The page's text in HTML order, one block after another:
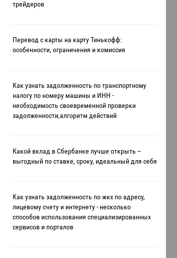
трейдеров
Перевод с карты на карту Тинькофф:
особенности, ограничения и комиссия
Как узнать задолженность по транспортному
налогу по номеру машины и ИНН -
необходимость своевременной проверки
задолженности,алгоритм действий
Какой вклад в Сбербанке лучше открыть –
выгодный по ставке, сроку, идеальный для себя
Как узнать задолженность по жкх по адресу,
лицевому счету и интернету - несколько
способов использования специализированных
сервисов и порталов